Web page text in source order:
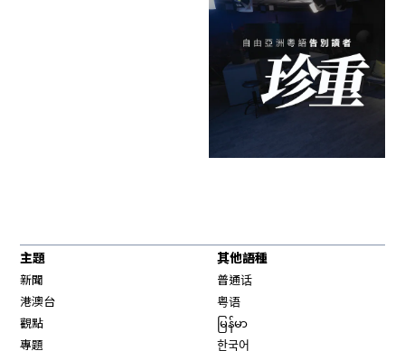
主題
新聞
港澳台
觀點
專題
其他語種
普通话
粤语
မြန်မာ
한국어